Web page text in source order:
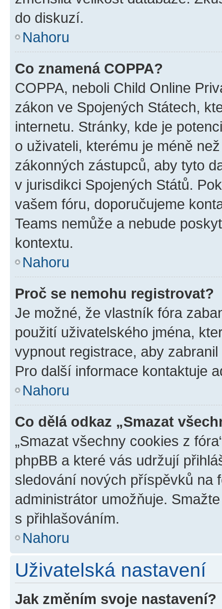
do diskuzí.
Nahoru
Co znamená COPPA?
COPPA, neboli Child Online
zákon ve Spojených Státech,
internetu. Stránky, kde je
o uživateli, kterému je méně
zákonných zástupců, aby tyto
v jurisdikci Spojených Států.
vašem fóru, doporučujeme
Teams nemůže a nebude
kontextu.
Nahoru
Proč se nemohu registrovat?
Je možné, že vlastník fóra
použití uživatelského jména,
vypnout registrace, aby
Pro další informace kontaktuje
Nahoru
Co dělá odkaz „Smazat
„Smazat všechny cookies z
phpBB a které vás udržují
sledování nových příspěvků na
administrátor umožňuje.
s přihlašováním.
Nahoru
Uživatelská nastavení
Jak změním svoje nastavení?